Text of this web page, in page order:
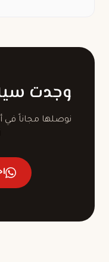
وجدت
نوصلها مجاناً في